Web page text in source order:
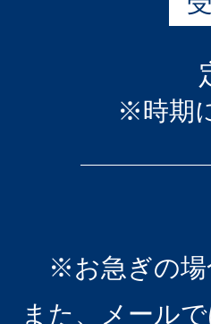
※時期
※お急ぎの場
また、メール